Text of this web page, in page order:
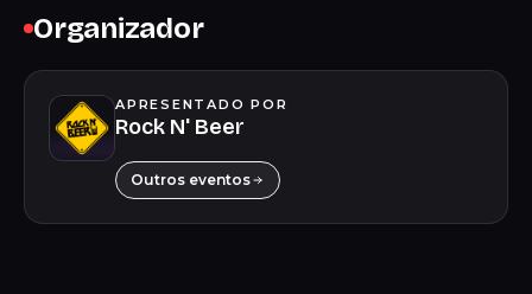
Organizador
APRESENTADO POR
Rock N' Beer
Outros eventos